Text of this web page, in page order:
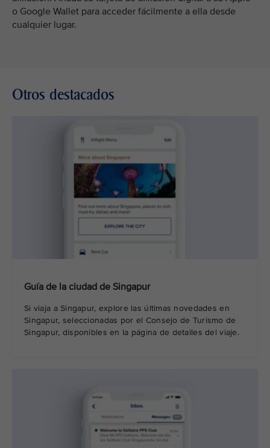
o Google Wallet para acceder fácilmente a ella desde
cualquier lugar.
Otros destacados
Guía de la ciudad de Singapur
Si viaja a Singapur, explore las últimas novedades en
Singapur, seleccionadas por el Consejo de Turismo de
Singapur, disponibles en la página de detalles del viaje.